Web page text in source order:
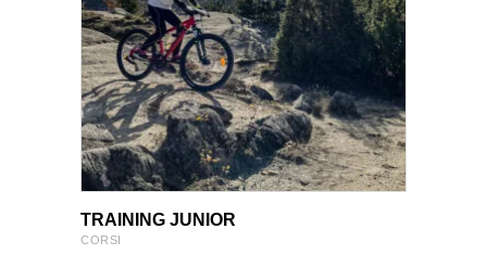
VIEW PRODUCT
VIEW PRODUCT
TRAINING JUNIOR
CORSI